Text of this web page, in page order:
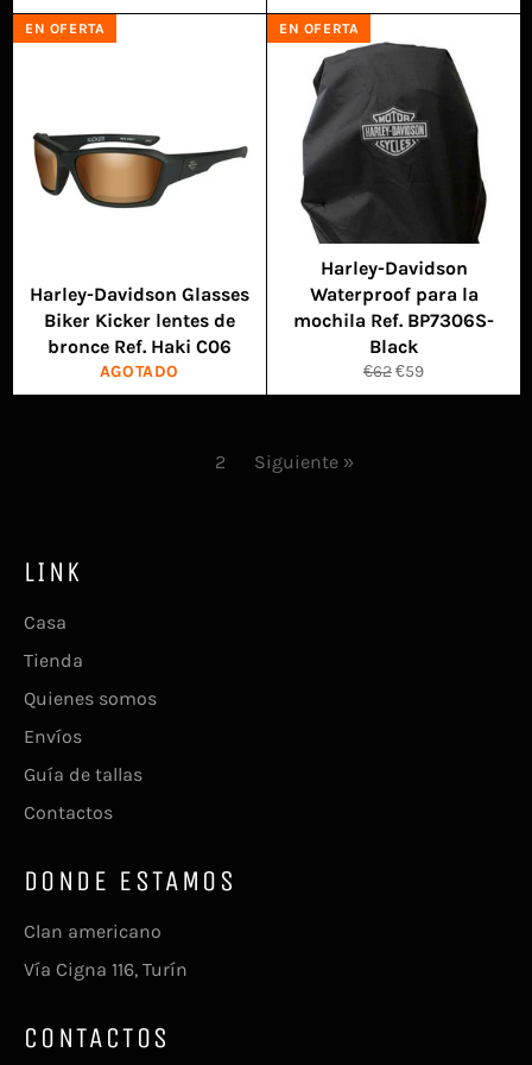
habitual
de
habitual
de
Harley-Davidson Glasses
Biker Kicker lentes de
bronce Ref. Haki C06
AGOTADO
EN OFERTA
Harley-Davidson
Waterproof para la
mochila Ref. BP7306S-
Black
Precio
habitual
€62Precio
de
€59
EN OFERTA
2 Siguiente »
LINK
Casa
Tienda
Quienes somos
Envíos
Guía de tallas
Contactos
DONDE ESTAMOS
Clan americano
Vía Cigna 116, Turín
CONTACTOS